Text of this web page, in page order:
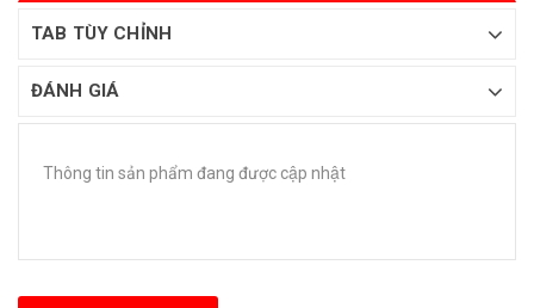
TAB TÙY CHỈNH
ĐÁNH GIÁ
Thông tin sản phẩm đang được cập nhật